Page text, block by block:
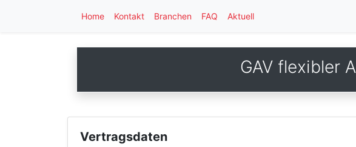
Home Kontakt Branchen FAQ Aktuell
GAV flexibler
Vertragsdaten